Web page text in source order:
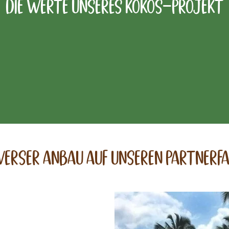
Die Werte Unseres kokos-projekt
anbau auf unseren